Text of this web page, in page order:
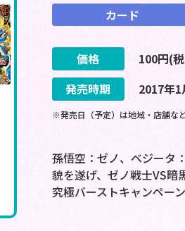
カード
価格 100円(
発売時期
2017年1
※発売日（予定）は地域・店舗な
孫悟空：ゼノ、ベジータ
貌を遂げ、ゼノ戦士VS暗
究極バーストキャンペー